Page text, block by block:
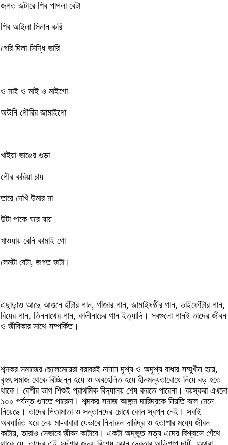
জগত জটারে শিব পাগলা বেটা
শিব আইলা সিনান করি
গেরি দিলা সিদ্ধি ভারি
ও মাই ও মাই ও মাইগো
অউনি গৌরির জামাইগো
খাইয়া ভাঙের গুড়া
গৌর করিয়া চায়
তারে দেখি উমার মা
উল্টা পাকে ঘরে যায়
খাওয়ায় বেনি কামাই গো
লেমটা বেটা, জগত জটা।
এছাড়াও আছে আগুনে হাঁটার গান, গাঁজার গান, জামাইষষ্ঠীর গান, ভাইফোঁটার গান,
বিয়ের গান, তিননাথের গান, কালীনাচের গান ইত্যাদি। সবগুলো গানই তাদের জীবন
ও জীবিকার সাথে সম্পর্কিত।
শব্দকর সমাজের ছেলেমেয়েরা বরাবরই নানান দৃশ্য ও অদৃশ্য বাধার সম্মুখীন হয়ে,
বৃহৎ সমাজ থেকে বিচ্ছিন্ন হয়ে ও অবহেলিত হয়ে হীনমন্যতাবোধে নিয়ে বড় হতে
থাকে। বেশীর ভাগ শিশুই প্রাথমিক বিদ্যালয় শেষ করতে পারেনা। বয়স্করা এখনো
১০০ পর্যন্ত গুনতে পারেনা। শব্দকর সমাজ আজন্ম দারিদ্রকে নিয়তি বলে মেনে
নিয়েছে। তাদের পিতামাতা ও সন্তানদের চোখে কোন স্বপ্ন নেই। সবাই
অবধারিত ধরে নেয় মা-বাবারা যেভাবে নিদারুন দারিদ্র ও হতাশার মধ্যে জীবন
কাটায়, তারাও সেভাবে জীবন কাটাবে। একটা অদ্ভুত সত্য এদের বিশ্বাসে গেঁথে